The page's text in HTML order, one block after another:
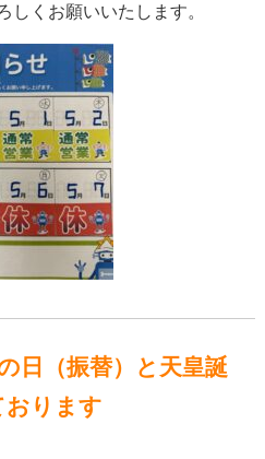
しくお願いいたします。
日（振替）と天皇誕
おります